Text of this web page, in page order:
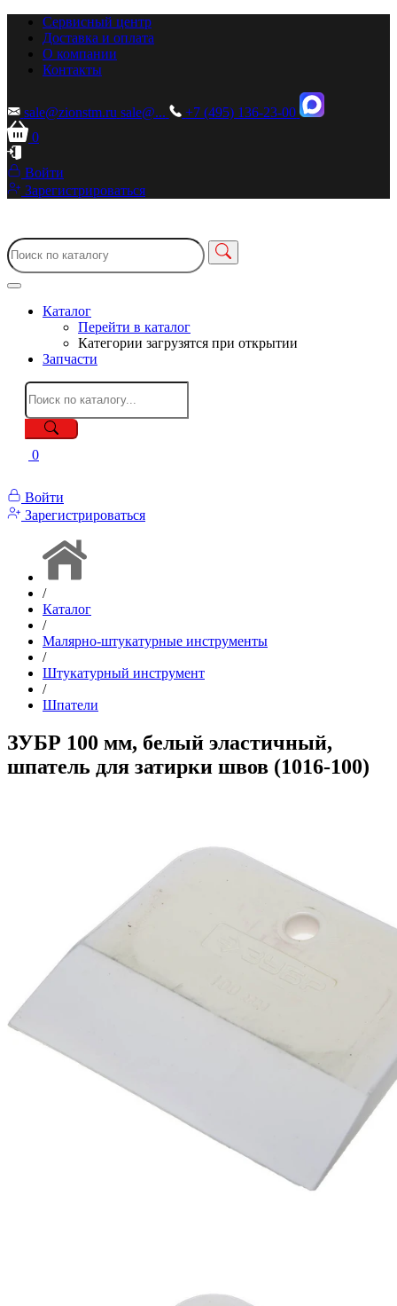
Сервисный центр
Доставка и оплата
О компании
Контакты
sale@zionstm.ru sale@...
+7 (495) 136-23-00
0
Войти
Зарегистрироваться
Каталог
Перейти в каталог
Категории загрузятся при открытии
Запчасти
0
Войти
Зарегистрироваться
/
Каталог
/
Малярно-штукатурные инструменты
/
Штукатурный инструмент
/
Шпатели
ЗУБР 100 мм, белый эластичный,
шпатель для затирки швов (1016-100)